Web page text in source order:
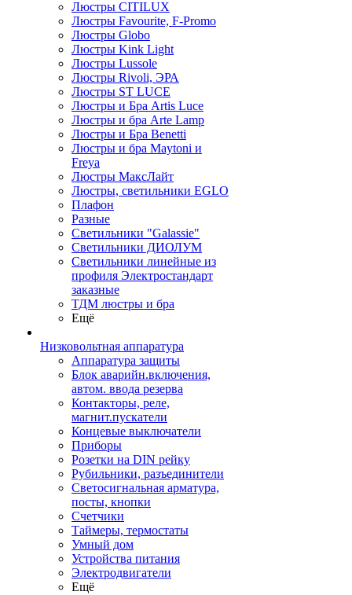
Люстры CITILUX
Люстры Favourite, F-Promo
Люстры Globo
Люстры Kink Light
Люстры Lussole
Люстры Rivoli, ЭРА
Люстры ST LUCE
Люстры и Бра Artis Luce
Люстры и бра Arte Lamp
Люстры и Бра Benetti
Люстры и бра Maytoni и
Freya
Люстры МаксЛайт
Люстры, светильники EGLO
Плафон
Разные
Светильники "Galassie"
Светильники ДИОЛУМ
Светильники линейные из
профиля Электростандарт
заказные
ТДМ люстры и бра
Ещё
Низковольтная аппаратура
Аппаратура защиты
Блок аварийн.включения,
автом. ввода резерва
Контакторы, реле,
магнит.пускатели
Концевые выключатели
Приборы
Розетки на DIN рейку
Рубильники, разъединители
Светосигнальная арматура,
посты, кнопки
Счетчики
Таймеры, термостаты
Умный дом
Устройства питания
Электродвигатели
Ещё